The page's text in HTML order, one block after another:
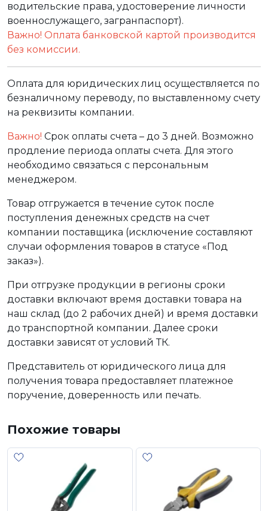
водительские права, удостоверение личности
военнослужащего, загранпаспорт).
Важно! Оплата банковской картой производится
без комиссии.
Оплата для юридических лиц осуществляется по
безналичному переводу, по выставленному счету
на реквизиты компании.
Важно! Срок оплаты счета – до 3 дней. Возможно
продление периода оплаты счета. Для этого
необходимо связаться с персональным
менеджером.
Товар отгружается в течение суток после
поступления денежных средств на счет
компании поставщика (исключение составляют
случаи оформления товаров в статусе «Под
заказ»).
При отгрузке продукции в регионы сроки
доставки включают время доставки товара на
наш склад (до 2 рабочих дней) и время доставки
до транспортной компании. Далее сроки
доставки зависят от условий ТК.
Представитель от юридического лица для
получения товара предоставляет платежное
поручение, доверенность или печать.
Похожие товары